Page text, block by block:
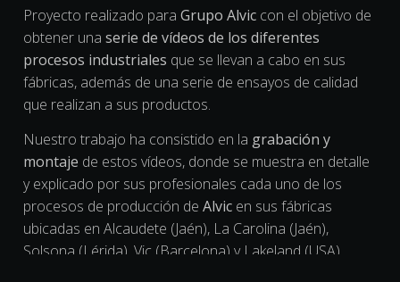
Proyecto realizado paraGrupo Alvic con el objetivo de
obtener unaserie de vídeos de los diferentes
procesos industriales que se llevan a cabo en sus
fábricas, además de una serie de ensayos de calidad
que realizan a sus productos.
Nuestro trabajo ha consistido en la grabación y
montaje de estos vídeos, donde se muestra en detalle
y explicado por sus profesionales cada uno de los
procesos de producción deAlvic en sus fábricas
ubicadas en Alcaudete (Jaén), La Carolina (Jaén),
Solsona (Lérida), Vic (Barcelona) y Lakeland (USA).